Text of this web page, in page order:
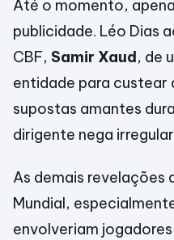
Até o momento,
publicidade. Léo Dias
CBF, Samir Xaud, de
entidade para custear
supostas amantes
dirigente nega
As demais revelações
Mundial,
envolveriam